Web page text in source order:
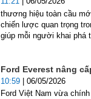
thương hiệu toàn cầu
chiến lược quan trọng
giúp mỗi người khai phá
Ford Everest nâng
10:59 | 06/05/2026
Ford Việt Nam vừa